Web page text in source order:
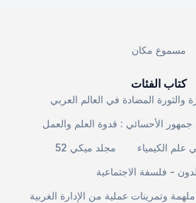
مسموع مكان
كتاب الفئات
والثورة المضادة في العالم العربي
الأحسائي : قدوة العلم والعمل
مجلد ميكي 52
علم الكيمياء
- فلسفة الاجتماعية
وتمرينات عملية من الإدارة الغربية